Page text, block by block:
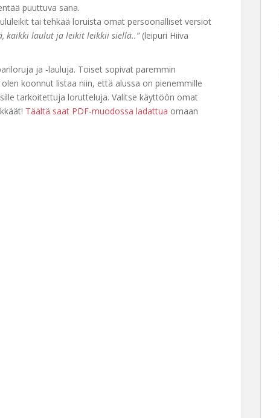
puuttuva sana.
tai tehkää loruista omat persoonalliset versiot
kaikki laulut ja leikit leikkii siellä..”(leipuri Hiiva
ja -lauluja. Toiset sopivat paremmin
koonnut listaa niin, että alussa on pienemmille
tarkoitettuja lorutteluja. Valitse käyttöön omat
Täältä saat PDF-muodossa ladattua omaan